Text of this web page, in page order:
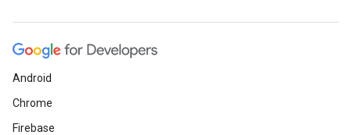
Android
Chrome
Firebase